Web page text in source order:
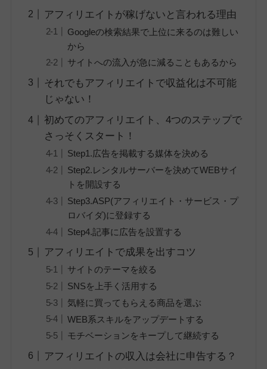
アフィリエイトが稼げないと言われる理由
Googleの検索結果で上位に来るのは難しい
から
サイトへの流入が急に減ることもあるから
それでもアフィリエイトで収益化は不可能
じゃない！
初めてのアフィリエイト、4つのステップで
さっそくスタート！
Step1.広告を掲載する媒体を決める
Step2.レンタルサーバーを決めてWEBサイ
トを開設する
Step3.ASP(アフィリエイト・サービス・プ
ロバイダ)に登録する
Step4.記事に広告を設置する
アフィリエイトで成果を出すコツ
サイトのテーマを絞る
SNSを上手く活用する
気軽に買ってもらえる商品を選ぶ
WEB系スキルをアップデートする
モチベーションをキープして継続する
アフィリエイトの収入は会社に申告する？